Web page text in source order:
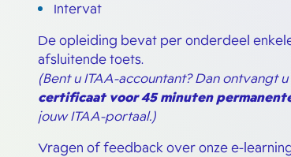
Intervat
De opleiding bevat per onderdeel
afsluitende toets.
(Bent u ITAA-accountant? Dan
certificaat voor 45 minuten
jouw ITAA-portaal.)
Vragen of feedback over onze e-